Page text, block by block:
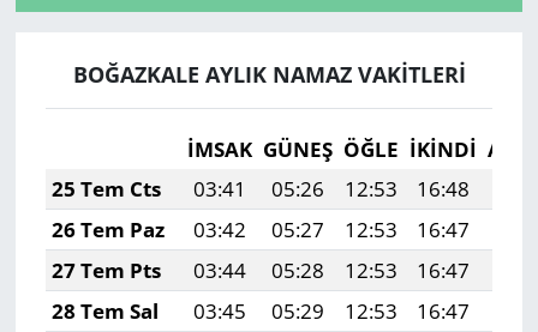
BOĞAZKALE AYLIK NAMAZ VAKITLERI
İMSAK GÜNEŞ ÖĞLE İKINDI
25 Tem Cts
03:41 05:26 12:53 16:48
26 Tem Paz
03:42 05:27 12:53 16:47
27 Tem Pts
03:44 05:28 12:53 16:47
28 Tem Sal
03:45 05:29 12:53 16:47